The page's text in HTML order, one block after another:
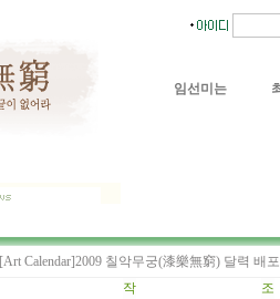
임선미는
[Art Calendar]2009 칠악무궁(漆樂無窮) 달력 배
작
조